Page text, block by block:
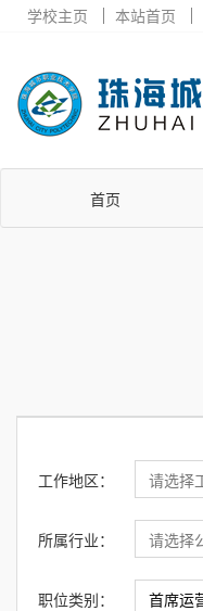
学校主页 本站首页
首页
工作地区：
所属行业：
职位类别：